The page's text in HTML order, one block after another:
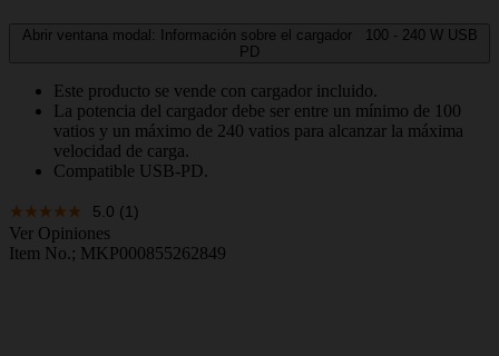
Abrir ventana modal: Información sobre el cargador 100 - 240 W USB
PD
Este producto se vende con cargador incluido.
La potencia del cargador debe ser entre un mínimo de 100
vatios y un máximo de 240 vatios para alcanzar la máxima
velocidad de carga.
Compatible USB-PD.
5.0 (1)
Ver Opiniones
Item No.; MKP000855262849